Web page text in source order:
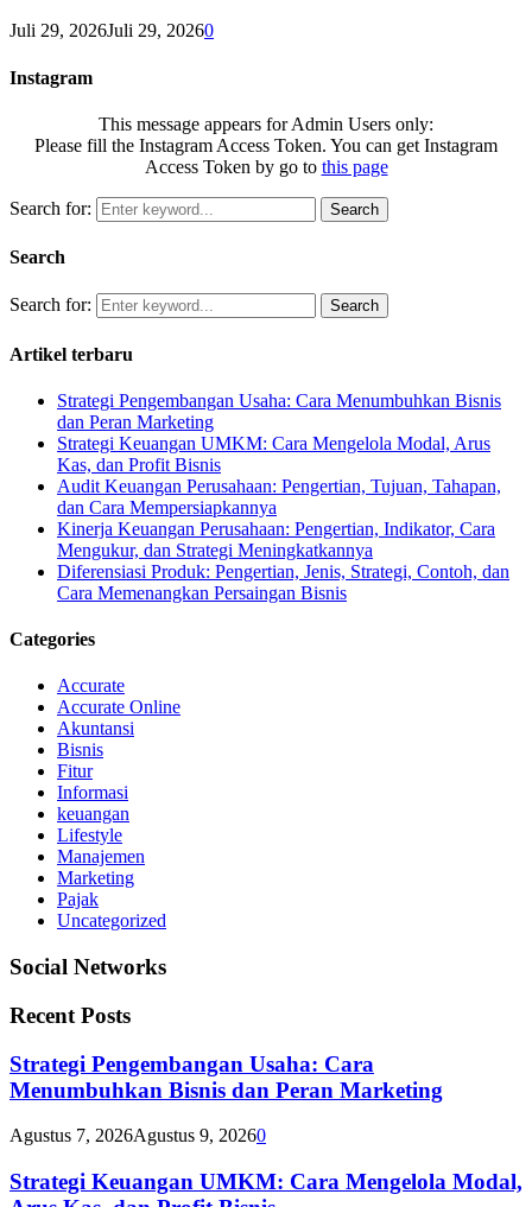
Juli 29, 2026Juli 29, 20260
Instagram
This message appears for Admin Users only:
Please fill the Instagram Access Token. You can get Instagram
Access Token by go to this page
Search for: Search
Search
Search for: Search
Artikel terbaru
Strategi Pengembangan Usaha: Cara Menumbuhkan Bisnis
dan Peran Marketing
Strategi Keuangan UMKM: Cara Mengelola Modal, Arus
Kas, dan Profit Bisnis
Audit Keuangan Perusahaan: Pengertian, Tujuan, Tahapan,
dan Cara Mempersiapkannya
Kinerja Keuangan Perusahaan: Pengertian, Indikator, Cara
Mengukur, dan Strategi Meningkatkannya
Diferensiasi Produk: Pengertian, Jenis, Strategi, Contoh, dan
Cara Memenangkan Persaingan Bisnis
Categories
Accurate
Accurate Online
Akuntansi
Bisnis
Fitur
Informasi
keuangan
Lifestyle
Manajemen
Marketing
Pajak
Uncategorized
Social Networks
Recent Posts
Strategi Pengembangan Usaha: Cara
Menumbuhkan Bisnis dan Peran Marketing
Agustus 7, 2026Agustus 9, 20260
Strategi Keuangan UMKM: Cara Mengelola Modal,